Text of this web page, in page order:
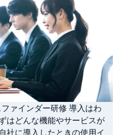
ァインダー研修 導入はわ
はどんな機能やサービスが
社に導入したときの使用イ